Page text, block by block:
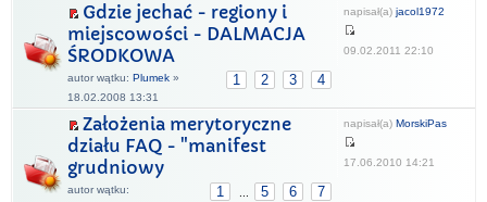
Gdzie jechać - regiony i
miejscowości - DALMACJA
ŚRODKOWA
1 2 3 4
autor wątku: Plumek »
18.02.2008 13:31
napisał(a) jacol1972
09.02.2011 22:10
Założenia merytoryczne
działu FAQ - "manifest
grudniowy
1 5 6 7
autor wątku:
napisał(a) MorskiPas
17.06.2010 14:21